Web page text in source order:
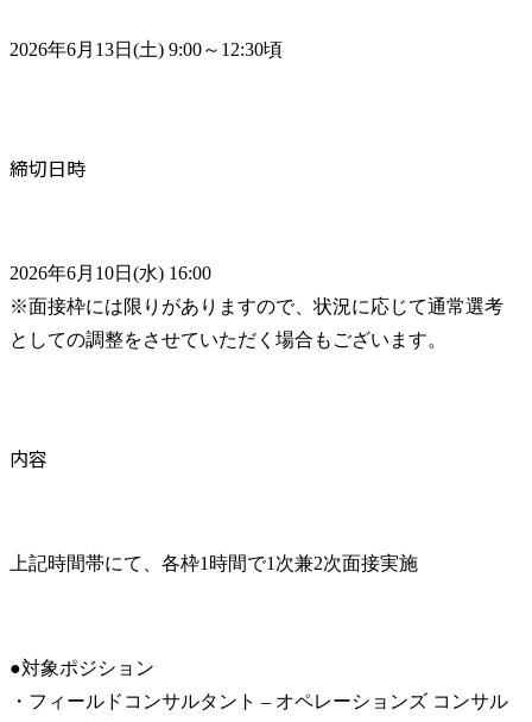
2026年6月13日(土) 9:00～12:30頃
締切日時
2026年6月10日(水) 16:00
※面接枠には限りがありますので、状況に応じて通常選考
としての調整をさせていただく場合もございます。
内容
上記時間帯にて、各枠1時間で1次兼2次面接実施
●対象ポジション
・フィールドコンサルタント – オペレーションズ コンサル